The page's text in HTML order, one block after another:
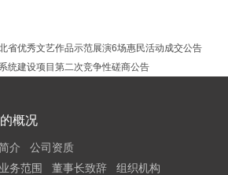
省优秀文艺作品示范展演6场惠民活动成交公告
统建设项目第二次竞争性磋商公告
概况
介
公司资质
务范围
董事长致辞
组织机构